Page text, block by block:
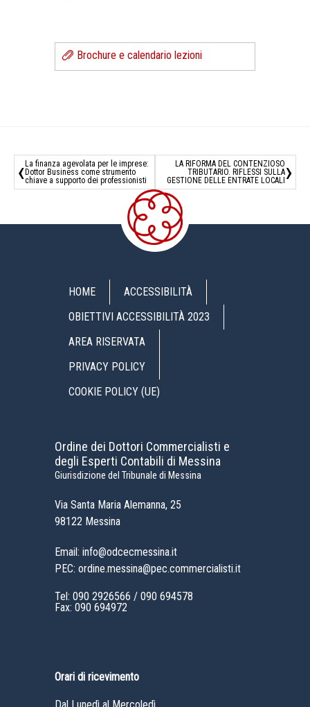
Brochure e calendario lezioni
‹ La finanza agevolata per le imprese:
Dottor Business come strumento
chiave a supporto dei professionisti
LA RIFORMA DEL CONTENZIOSO
TRIBUTARIO. RIFLESSI SULLA
GESTIONE DELLE ENTRATE LOCALI ›
HOME
ACCESSIBILITÀ
OBIETTIVI ACCESSIBILITÀ 2023
AREA RISERVATA
PRIVACY POLICY
COOKIE POLICY (UE)
Ordine dei Dottori Commercialisti e
degli Esperti Contabili di Messina
Giurisdizione del Tribunale di Messina
Via Santa Maria Alemanna, 25
98122 Messina
Email: info@odcecmessina.it
PEC: ordine.messina@pec.commercialisti.it
Tel: 090 2926566 / 090 694578
Fax: 090 694972
Orari di ricevimento